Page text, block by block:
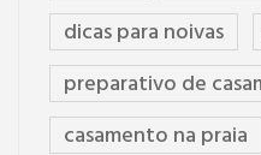
dicas para noivas
preparativo de
casamento na praia